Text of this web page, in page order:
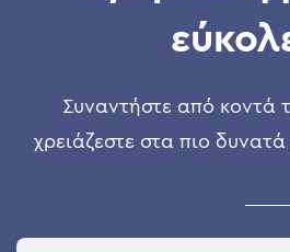
Συναντήστε από κοντά
χρειάζεστε στα πιο